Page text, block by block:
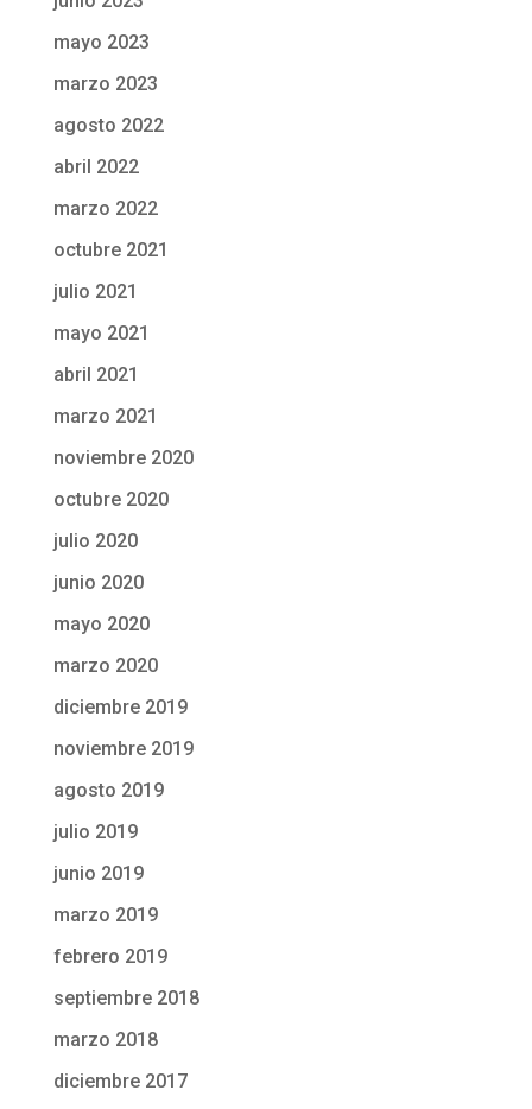
mayo 2023
marzo 2023
agosto 2022
abril 2022
marzo 2022
octubre 2021
julio 2021
mayo 2021
abril 2021
marzo 2021
noviembre 2020
octubre 2020
julio 2020
junio 2020
mayo 2020
marzo 2020
diciembre 2019
noviembre 2019
agosto 2019
julio 2019
junio 2019
marzo 2019
febrero 2019
septiembre 2018
marzo 2018
diciembre 2017